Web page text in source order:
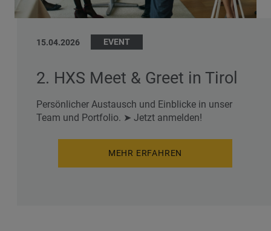
15.04.2026 EVENT
2. HXS Meet & Greet in Tirol
Persönlicher Austausch und Einblicke in unser
Team und Portfolio. ➤ Jetzt anmelden!
MEHR ERFAHREN